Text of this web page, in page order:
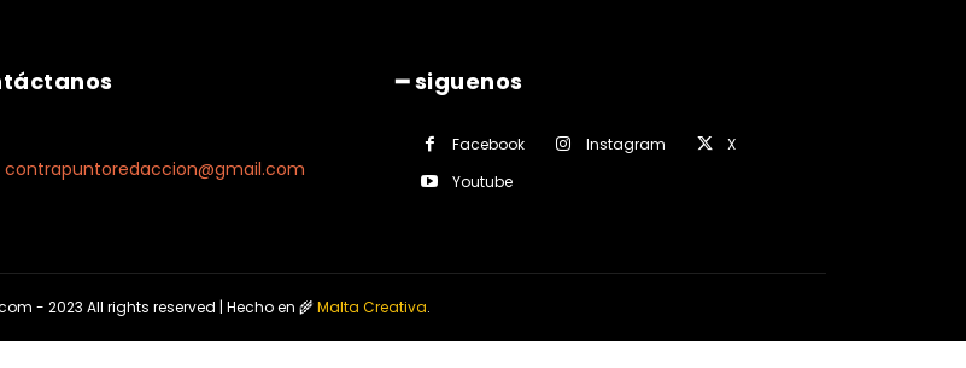
contrapuntoredaccion@gmail.com
━ siguenos
Facebook Instagram
X
Youtube
- 2023 All rights reserved | Hecho en 🌾Malta Creativa.